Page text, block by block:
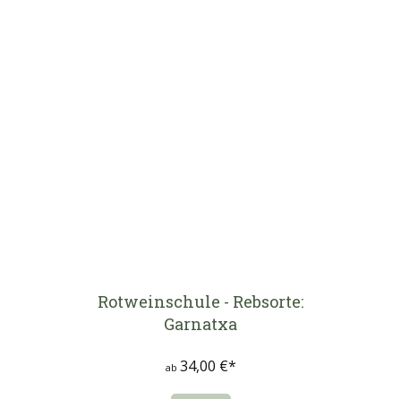
Rotweinschule - Rebsorte:
Garnatxa
ab 34,00 €*